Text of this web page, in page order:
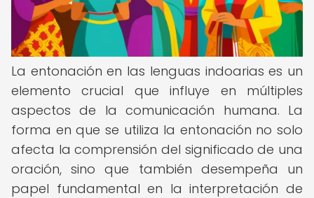
La entonación en las lenguas indoarias es un
elemento crucial que influye en múltiples
aspectos de la comunicación humana. La
forma en que se utiliza la entonación no solo
afecta la comprensión del significado de una
oración, sino que también desempeña un
papel fundamental en la interpretación de